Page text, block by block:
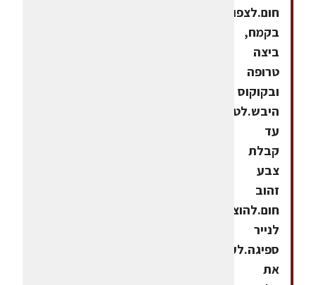
חום.לצפות
בקמח,
ביצה
טרופה
ובקוקוס
היבש.לטגן
עד
קבלת
צבע
זהוב
חום.להוציא
לנייר
ספיגה.לערבב
את